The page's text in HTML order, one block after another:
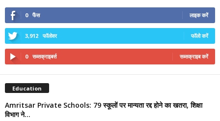
0 फैंस लाइक करें
3,912 फॉलोवर फॉलो करें
0 सब्सक्राइबर्स सब्सक्राइब करें
Education
Amritsar Private Schools: 79 स्कूलों पर मान्यता रद्द होने का खतरा, शिक्षा
विभाग ने...